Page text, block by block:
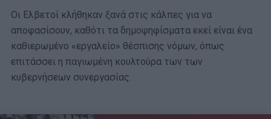
Οι Ελβετοί κλήθηκαν ξανά στις κάλπες για να
αποφασίσουν, καθότι τα δημοψηφίσματα εκεί είναι ένα
καθιερωμένο «εργαλείο» θέσπισης νόμων, όπως
επιτάσσει η παγιωμένη κουλτούρα των των
κυβερνήσεων συνεργασίας.